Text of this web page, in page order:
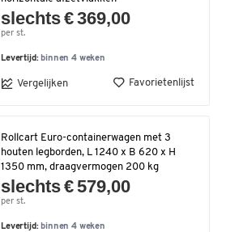
slechts € 369,00
per st.
Levertijd: binnen 4 weken
Vergelijken Favorietenlijst
Rollcart Euro-containerwagen met 3
houten legborden, L 1240 x B 620 x H
1350 mm, draagvermogen 200 kg
slechts € 579,00
per st.
Levertijd: binnen 4 weken